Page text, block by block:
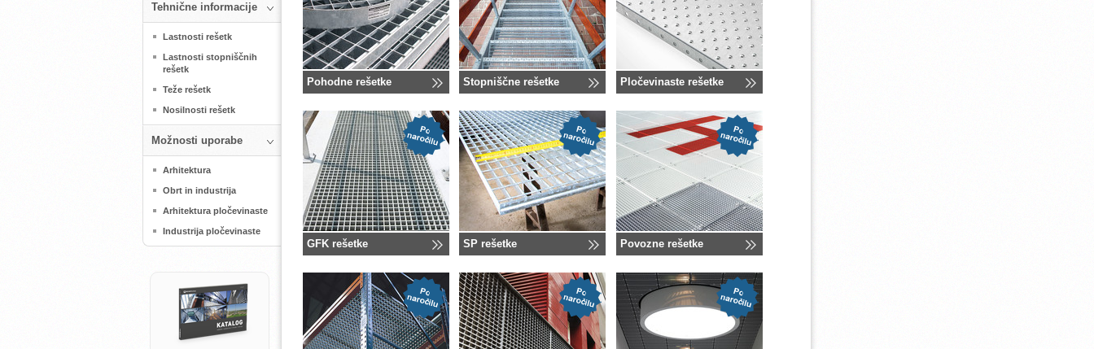
Pohodne rešetke Stopniščne rešetke Pločevinaste rešetke
GFK rešetke SP rešetke Povozne rešetke
Tehnične informacije
Lastnosti rešetk
Lastnosti stopniščnih
rešetk
Teže rešetk
Nosilnosti rešetk
Možnosti uporabe
Arhitektura
Obrt in industrija
Arhitektura pločevinaste
Industrija pločevinaste